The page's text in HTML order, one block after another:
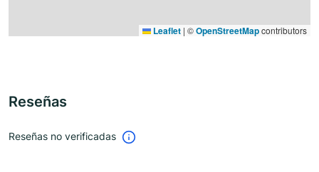
Leaflet | ©OpenStreetMapcontributors
Reseñas
Reseñas no verificadas